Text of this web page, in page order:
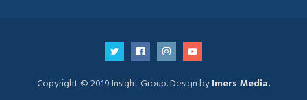
Copyright © 2019 Insight Group. Design byImers Media.